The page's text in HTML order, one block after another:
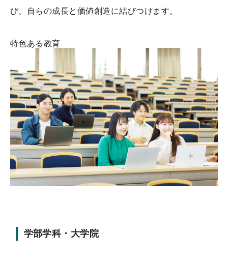
び、自らの成長と価値創造に結びつけます。
特色ある教育
学部学科・大学院